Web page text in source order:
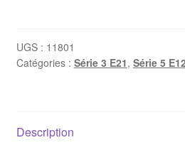
BMW
E21
M10)
UGS : 11801
Catégories : Série 3 E21, Série 5 E12
Description